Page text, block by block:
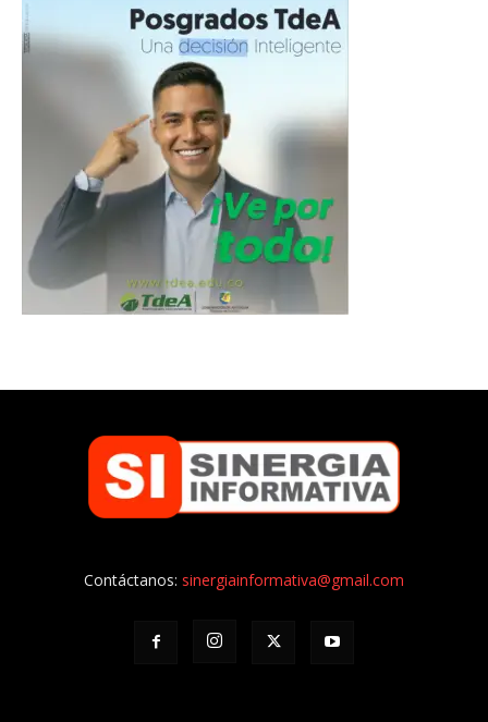
Contáctanos: sinergiainformativa@gmail.com